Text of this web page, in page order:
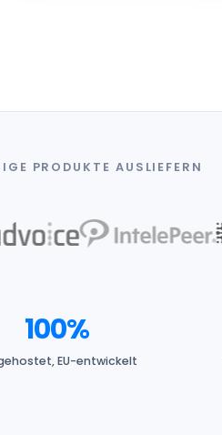
PRODUKTE AUSLIEFERN
100%
EU-entwickelt